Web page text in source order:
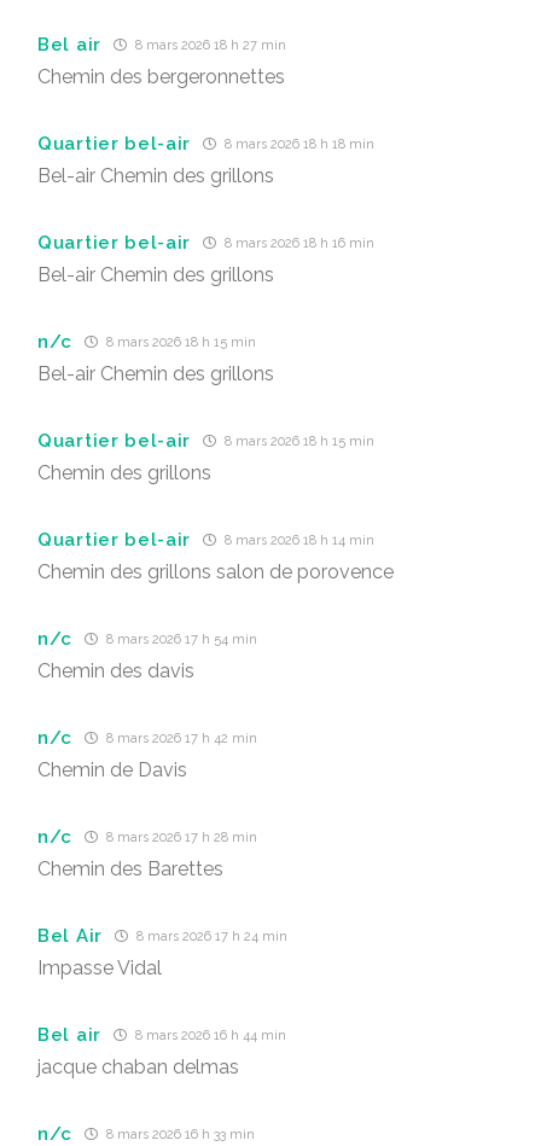
Bel air 8 mars 2026 18 h 27 min
Chemin des bergeronnettes
Quartier bel-air 8 mars 2026 18 h 18 min
Bel-air Chemin des grillons
Quartier bel-air 8 mars 2026 18 h 16 min
Bel-air Chemin des grillons
n/c 8 mars 2026 18 h 15 min
Bel-air Chemin des grillons
Quartier bel-air 8 mars 2026 18 h 15 min
Chemin des grillons
Quartier bel-air 8 mars 2026 18 h 14 min
Chemin des grillons salon de porovence
n/c 8 mars 2026 17 h 54 min
Chemin des davis
n/c 8 mars 2026 17 h 42 min
Chemin de Davis
n/c 8 mars 2026 17 h 28 min
Chemin des Barettes
Bel Air 8 mars 2026 17 h 24 min
Impasse Vidal
Bel air 8 mars 2026 16 h 44 min
jacque chaban delmas
n/c 8 mars 2026 16 h 33 min